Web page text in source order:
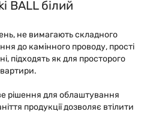
BALL білий
не вимагають складного
до камінного проводу, прості
підходять як для просторого
рішення для облаштування
продукції дозволяє втілити